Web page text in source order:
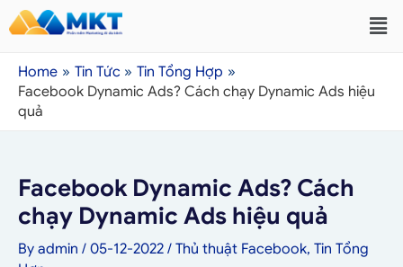
Home Tin Tức
Tin Tổng Hợp
Facebook Dynamic Ads? Cách chạy Dynamic Ads hiệu
quả
Facebook Dynamic Ads? Cách
chạy Dynamic Ads hiệu quả
By admin / 05-12-2022 / Thủ thuật Facebook, Tin Tổng